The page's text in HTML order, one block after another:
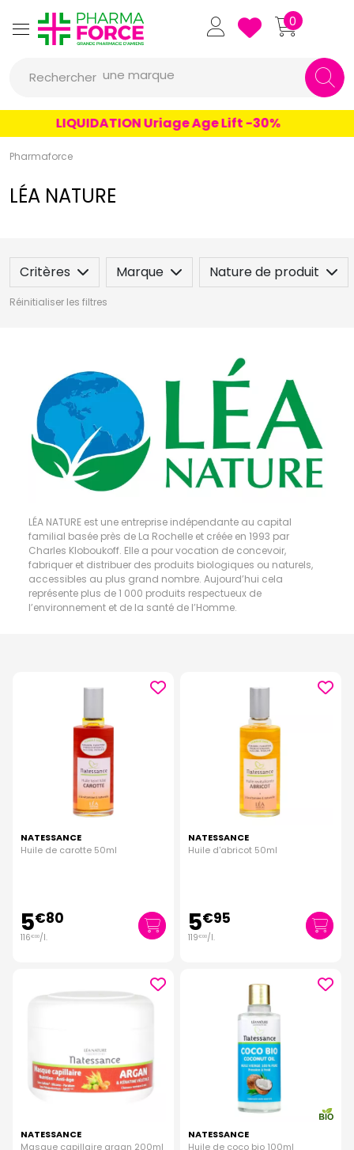
Pharmaforce Grande Pharmacie
0
Rechercher un conseil
un produit
LIQUIDATION Uriage Age Lift -30%
Pharmaforce
LÉA NATURE
Critères Marque Nature de produit
Réinitialiser les filtres
LÉA NATURE est une entreprise indépendante au capital
familial basée près de La Rochelle et créée en 1993 par
Charles Kloboukoff. Elle a pour vocation de concevoir,
fabriquer et distribuer des produits biologiques ou naturels,
accessibles au plus grand nombre. Aujourd’hui cela
représente plus de 1 000 produits respectueux de
l’environnement et de la santé de l’Homme.
NATESSANCE
Huile de carotte 50ml
5€80
116€00/l.
NATESSANCE
Huile d'abricot 50ml
5€95
119€00/l.
NATESSANCE
Masque capillaire argan 200ml
NATESSANCE
Huile de coco bio 100ml